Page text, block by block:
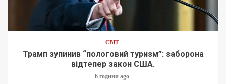
СВІТ
Трамп зупинив “пологовий туризм”: заборона
відтепер закон США.
6 години ago